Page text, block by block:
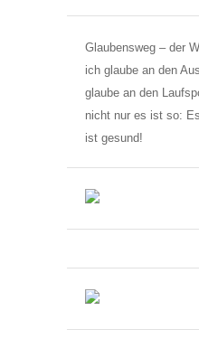
Glaubensweg – der
ich glaube an den
glaube an den
nicht nur es ist so:
ist gesund!